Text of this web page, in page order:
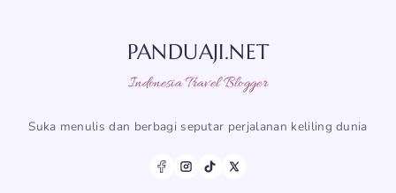
PANDUAJI.NET
Indonesia Travel Blogger
Suka menulis dan berbagi seputar perjalanan keliling dunia